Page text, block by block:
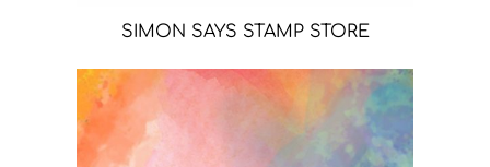
SIMON SAYS STAMP STORE